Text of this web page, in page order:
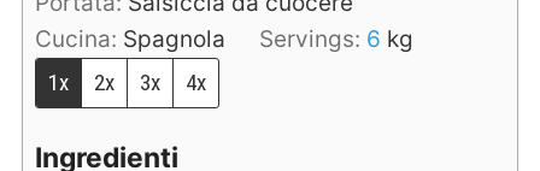
Cucina: Spagnola Servings: 6 kg
1x
2x 3x 4x
Ingredienti